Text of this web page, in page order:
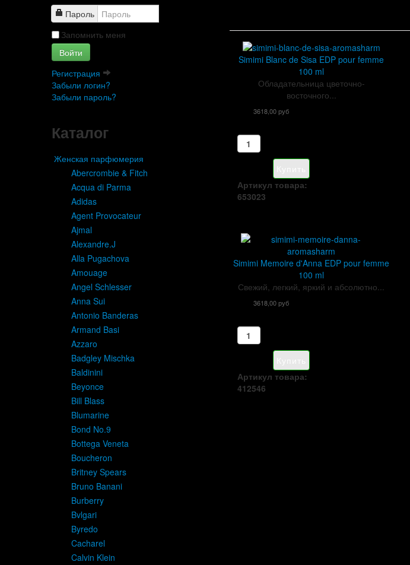
Пароль
Запомнить меня
Войти
Регистрация
Забыли логин?
Забыли пароль?
Каталог
Женская парфюмерия
Abercrombie & Fitch
Acqua di Parma
Adidas
Agent Provocateur
Ajmal
Alexandre.J
Alla Pugachova
Amouage
Angel Schlesser
Anna Sui
Antonio Banderas
Armand Basi
Azzaro
Badgley Mischka
Baldinini
Beyonce
Bill Blass
Blumarine
Bond No.9
Bottega Veneta
Boucheron
Britney Spears
Bruno Banani
Burberry
Bvlgari
Byredo
Cacharel
Calvin Klein
Simimi Blanc de Sisa EDP pour femme
100 ml
Обладательница цветочно-
восточного...
3618,00 руб
Артикул товара:
653023
Simimi Memoire d'Anna EDP pour femme
100 ml
Свежий, легкий, яркий и абсолютно...
3618,00 руб
Артикул товара:
412546